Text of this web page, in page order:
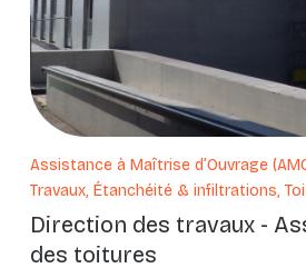
Assistance à Maîtrise d’Ouvrage
Travaux, Étanchéité & infiltrations,
Direction des travaux -
des toitures